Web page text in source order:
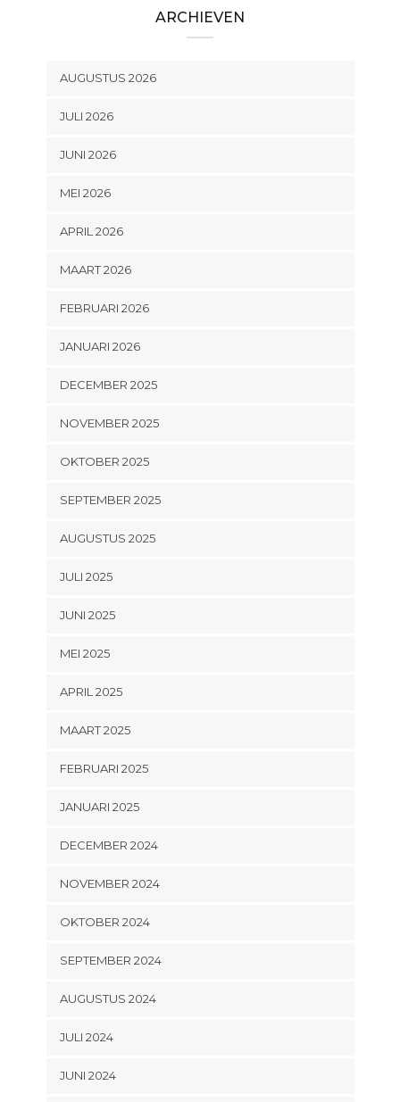
ARCHIEVEN
AUGUSTUS 2026
JULI 2026
JUNI 2026
MEI 2026
APRIL 2026
MAART 2026
FEBRUARI 2026
JANUARI 2026
DECEMBER 2025
NOVEMBER 2025
OKTOBER 2025
SEPTEMBER 2025
AUGUSTUS 2025
JULI 2025
JUNI 2025
MEI 2025
APRIL 2025
MAART 2025
FEBRUARI 2025
JANUARI 2025
DECEMBER 2024
NOVEMBER 2024
OKTOBER 2024
SEPTEMBER 2024
AUGUSTUS 2024
JULI 2024
JUNI 2024